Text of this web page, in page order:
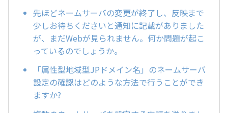
先ほどネームサーバの変更が終了し、反映まで
少しお待ちくださいと通知に記載がありました
が、まだWebが見られません。何か問題が起こ
っているのでしょうか。
「属性型地域型JPドメイン名」のネームサーバ
設定の確認はどのような方法で行うことができ
ますか?